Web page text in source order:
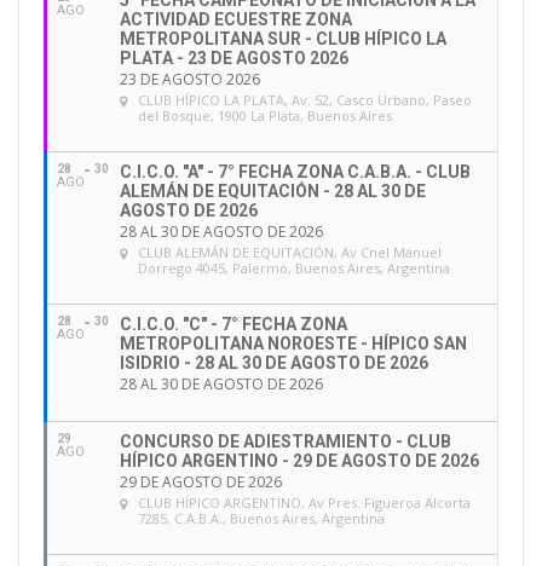
AGO
ACTIVIDAD ECUESTRE ZONA
METROPOLITANA SUR - CLUB HÍPICO LA
PLATA - 23 DE AGOSTO 2026
23 DE AGOSTO 2026
CLUB HÍPICO LA PLATA, Av. 52, Casco Urbano, Paseo
del Bosque, 1900 La Plata, Buenos Aires
28
AGO
30
C.I.C.O. "A" - 7° FECHA ZONA C.A.B.A. - CLUB
ALEMÁN DE EQUITACIÓN - 28 AL 30 DE
AGOSTO DE 2026
28 AL 30 DE AGOSTO DE 2026
CLUB ALEMÁN DE EQUITACIÓN, Av Cnel Manuel
Dorrego 4045, Palermo, Buenos Aires, Argentina
28
AGO
30
C.I.C.O. "C" - 7° FECHA ZONA
METROPOLITANA NOROESTE - HÍPICO SAN
ISIDRIO - 28 AL 30 DE AGOSTO DE 2026
28 AL 30 DE AGOSTO DE 2026
29
AGO
CONCURSO DE ADIESTRAMIENTO - CLUB
HÍPICO ARGENTINO - 29 DE AGOSTO DE 2026
29 DE AGOSTO DE 2026
CLUB HÍPICO ARGENTINO, Av Pres. Figueroa Alcorta
7285, C.A.B.A., Buenos Aires, Argentina